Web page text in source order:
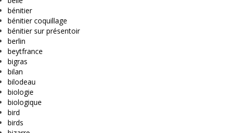
bénitier
bénitier coquillage
bénitier sur présentoir
berlin
beytfrance
bigras
bilan
bilodeau
biologie
biologique
bird
birds